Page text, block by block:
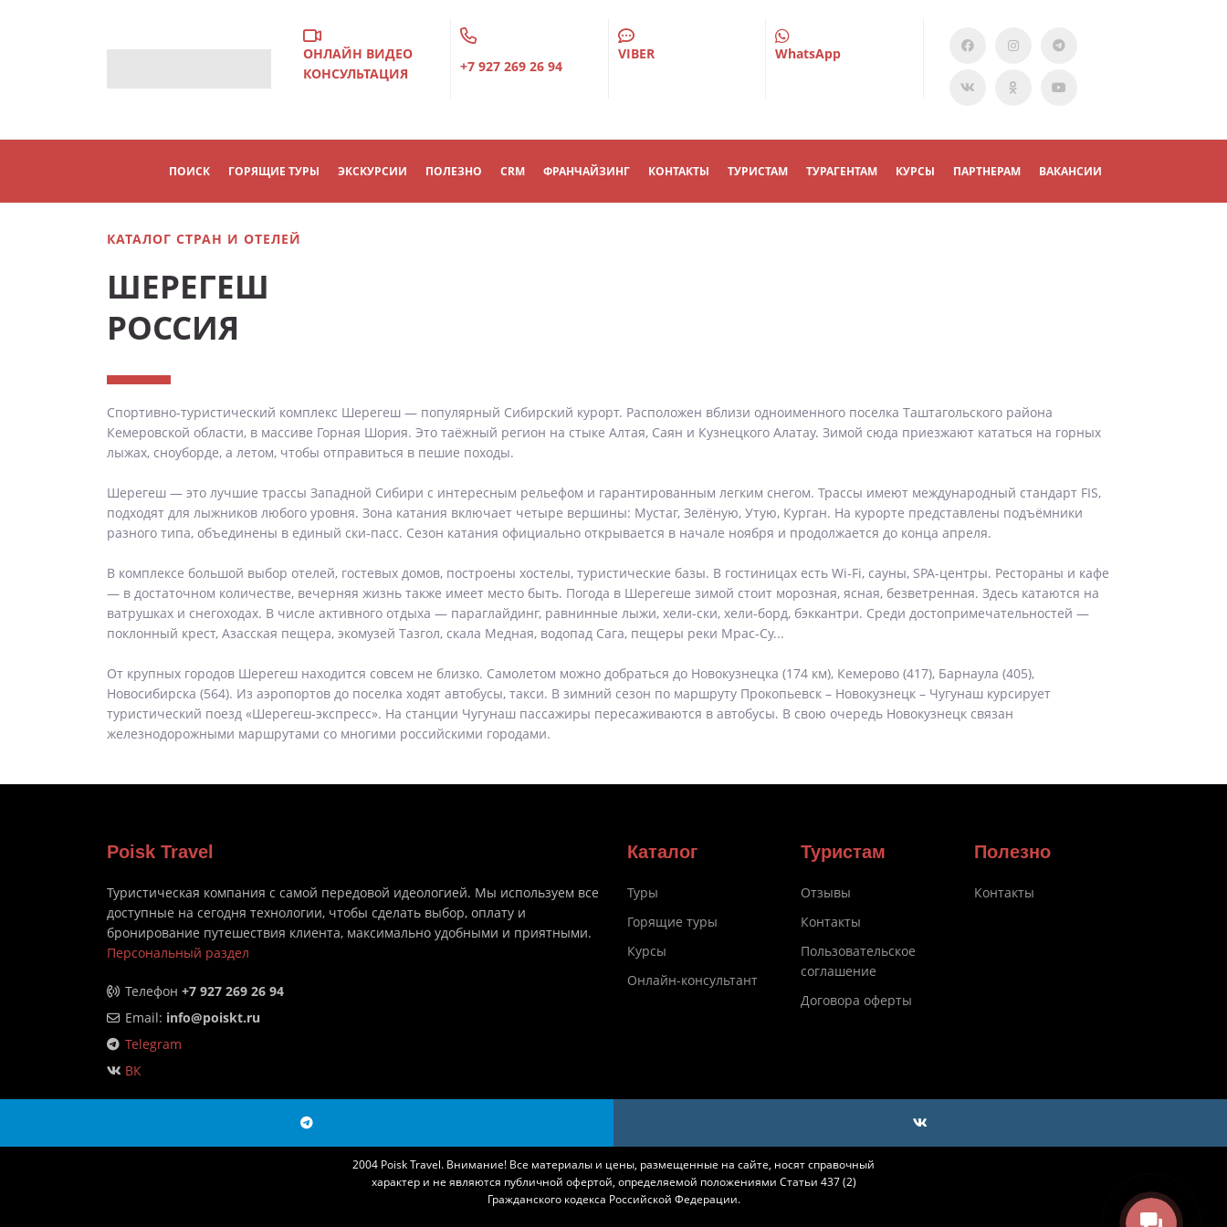
ОНЛАЙН ВИДЕО
КОНСУЛЬТАЦИЯ
+7 927 269 26 94
VIBER WhatsApp
ПОИСК ГОРЯЩИЕ ТУРЫ ЭКСКУРСИИ ПОЛЕЗНО CRM ФРАНЧАЙЗИНГ КОНТАКТЫ ТУРИСТАМ ТУРАГЕНТАМ КУРСЫ ПАРТНЕРАМ ВАКАНСИИ
КАТАЛОГ СТРАН И ОТЕЛЕЙ
ШЕРЕГЕШ
РОССИЯ
Спортивно-туристический комплекс Шерегеш — популярный Сибирский курорт. Расположен вблизи одноименного поселка Таштагольского района
Кемеровской области, в массиве Горная Шория. Это таёжный регион на стыке Алтая, Саян и Кузнецкого Алатау. Зимой сюда приезжают кататься на горных
лыжах, сноуборде, а летом, чтобы отправиться в пешие походы.
Шерегеш — это лучшие трассы Западной Сибири с интересным рельефом и гарантированным легким снегом. Трассы имеют международный стандарт FIS,
подходят для лыжников любого уровня. Зона катания включает четыре вершины: Мустаг, Зелёную, Утую, Курган. На курорте представлены подъёмники
разного типа, объединены в единый ски-пасс. Сезон катания официально открывается в начале ноября и продолжается до конца апреля.
В комплексе большой выбор отелей, гостевых домов, построены хостелы, туристические базы. В гостиницах есть Wi-Fi, сауны, SPA-центры. Рестораны и кафе
— в достаточном количестве, вечерняя жизнь также имеет место быть. Погода в Шерегеше зимой стоит морозная, ясная, безветренная. Здесь катаются на
ватрушках и снегоходах. В числе активного отдыха — параглайдинг, равнинные лыжи, хели-ски, хели-борд, бэккантри. Среди достопримечательностей —
поклонный крест, Азасская пещера, экомузей Тазгол, скала Медная, водопад Сага, пещеры реки Мрас-Су...
От крупных городов Шерегеш находится совсем не близко. Самолетом можно добраться до Новокузнецка (174 км), Кемерово (417), Барнаула (405),
Новосибирска (564). Из аэропортов до поселка ходят автобусы, такси. В зимний сезон по маршруту Прокопьевск – Новокузнецк – Чугунаш курсирует
туристический поезд «Шерегеш-экспресс». На станции Чугунаш пассажиры пересаживаются в автобусы. В свою очередь Новокузнецк связан
железнодорожными маршрутами со многими российскими городами.
Poisk Travel
Туристическая компания с самой передовой идеологией. Мы используем все
доступные на сегодня технологии, чтобы сделать выбор, оплату и
бронирование путешествия клиента, максимально удобными и приятными.
Персональный раздел
Телефон +7 927 269 26 94
Email: info@poiskt.ru
Telegram
ВК
Каталог
Туры
Горящие туры
Курсы
Онлайн-консультант
Туристам
Отзывы
Контакты
Пользовательское
соглашение
Договора оферты
Полезно
Контакты
2004 Poisk Travel. Внимание! Все материалы и цены, размещенные на сайте, носят справочный
характер и не являются публичной офертой, определяемой положениями Статьи 437 (2)
Гражданского кодекса Российской Федерации.